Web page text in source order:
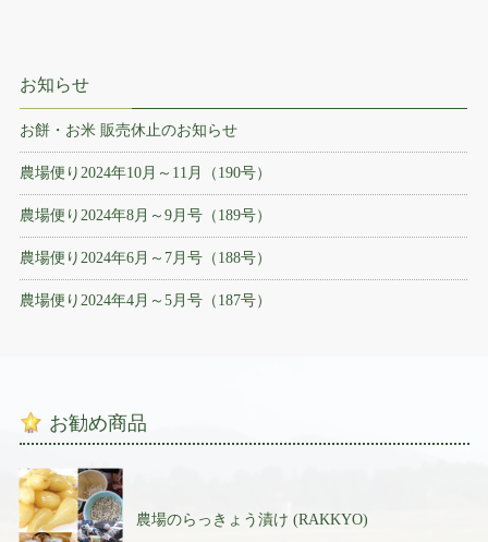
お知らせ
お餅・お米 販売休止のお知らせ
農場便り2024年10月～11月（190号）
農場便り2024年8月～9月号（189号）
農場便り2024年6月～7月号（188号）
農場便り2024年4月～5月号（187号）
お勧め商品
農場のらっきょう漬け (RAKKYO)